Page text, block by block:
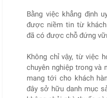
Bằng việc khẳng định
được niềm tin từ
đã có được chỗ đứng
Không chỉ vậy, từ việc
chuyên nghiệp trong và
mang tới cho khách
đây sở hữu danh mục